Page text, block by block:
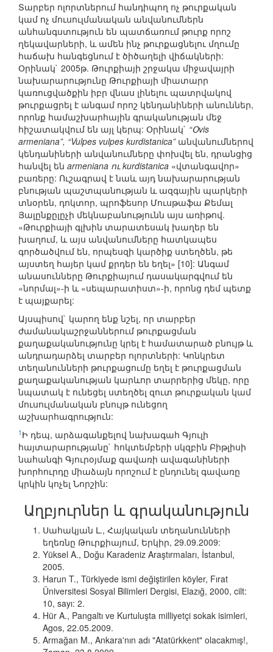
Տարբեր ոլորտներում հանդիպող ոչ թուրքական
կամ ոչ մուսուլմանական անվանումներն
անհանգստություն են պատճառում թուրք որոշ
ղեկավարների, և ամեն ինչ թուրքացնելու մղումը
հաճախ հանգեցնում է ծիծաղելի վիճակների:
Օրինակ` 2005թ. Թուրքիայի շրջակա միջավայրի
նախարարությունը Թուրքիայի միատարր
կառուցվածքին իբր վնաս լինելու պատրվակով
թուրքացրել է անգամ որոշ կենդանիների անուններ,
որոնք համաշխարհային գրականության մեջ
հիշատակվում են այլ կերպ: Օրինակ` “Օvis
armeniana”, “Vulpes vulpes kurdistanica” անվանումներով
կենդանիների անվանումները փոխվել են, դրանցից
հանվել են armeniana ու kurdistanica «վտանգավոր»
բառերը: Ուշագրավ է նաև այդ նախարարության
բնության պաշտպանության և ազգային պարկերի
տնօրեն, դոկտոր, պրոֆեսոր Մուսթաֆա Քեմալ
Յալընքըլըչի մեկնաբանությունն այս առիթով.
«Թուրքիայի գլխին տարատեսակ խաղեր են
խաղում, և այս անվանումները հատկապես
գործածվում են, որպեսզի կարծիք ստեղծեն, թե
այստեղ հայեր կամ քրդեր են եղել» [10]: Անգամ
անասունները Թուրքիայում դասակարգվում են
«նորմալ»-ի և «սեպարատիստ»-ի, որոնց դեմ պետք
է պայքարել:
Այսպիսով` կարող ենք նշել, որ տարբեր
ժամանակաշրջաններում թուրքացման
քաղաքականությունը կրել է համատարած բնույթ և
անդրադարձել տարբեր ոլորտների: Կոնկրետ
տեղանունների թուրքացումը եղել է թուրքացման
քաղաքականության կարևոր տարրերից մեկը, որը
նպատակ է ունեցել ստեղծել զուտ թուրքական կամ
մուսուլմանական բնույթ ունեցող
աշխարհագրություն:
1 Ի դեպ, արձագանքելով նախագահ Գյուլի
հայտարարությանը` հոկտեմբերի սկզբին Բիթլիսի
նահանգի Գյուրօյմաք գավառի ավագանիների
խորհուրդը միաձայն որոշում է ընդունել գավառը
կրկին կոչել Նորշին:
Աղբյուրներ և գրականություն
Սահակյան Լ., Հայկական տեղանունների
եղեռնը Թուրքիայում, Երկիր, 29.09.2009:
Yüksel A., Doğu Karadeniz Araştırmaları, İstanbul,
2005.
Harun T., Türkiyede ismi değiştirilen köyler, Fırat
Üniversitesi Sosyal Bilimleri Dergisi, Elazığ, 2000, cilt:
10, sayı: 2.
Hür A., Pangaltı ve Kurtuluşta milliyetçi sokak isimleri,
Agos, 22.05.2009.
Armağan M., Ankara'nın adı "Atatürkkent" olacakmış!,